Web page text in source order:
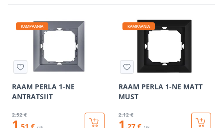
KAMPAANIA
RAAM PERLA 1-NE
ANTRATSIIT
2.52 €
1
KAMPAANIA
RAAM PERLA 1-NE MATT
MUST
2.12 €
1